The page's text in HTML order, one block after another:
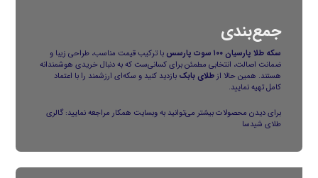
جمع‌بندی
سکه طلا پارسیان ۱۰۰ سوت پارسس
با ترکیب قیمت مناسب، طراحی زیبا و
ضمانت اصالت، انتخابی مطمئن برای کسانی‌ست که به دنبال خریدی هوشمندانه
هستند. همین حالا ازطلای بابک بازدید کنید و سکه‌ای ارزشمند را با اعتماد
کامل تهیه نمایید.
برای دیدن محصولات بیشتر می‌توانید به وبسایت همکار مراجعه نمایید:گالری
طلای شیدسا